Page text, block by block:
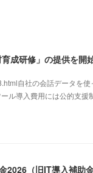
成研修」の提供を開
自社の会話データを使
ル導入費用には公的支援